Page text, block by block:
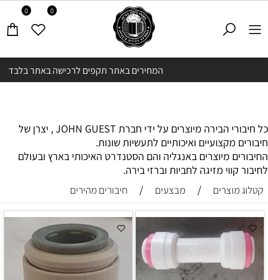
המחירים באתר תקפים לרכישה באתר בלבד
0 0
כל חיבורי הבירה מיוצרים על ידי חברת JOHN GUEST , יצרן של
חיבורים מקצועיים ואיכותיים לתעשיות שונות.
החיבורים מיוצרים באנגליה והם הסטנדרט האיכותי בארץ ובעולם
לחיבור קווי מזיגה לחביות וברזי בירה.
קטלוג מוצרים / מבצעים / חיבורים מהירים